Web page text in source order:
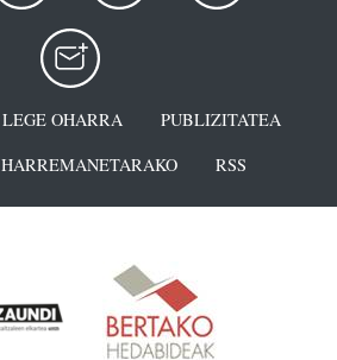
LEGE OHARRA
PUBLIZITATEA
HARREMANETARAKO RSS